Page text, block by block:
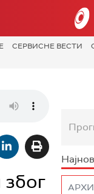
СЕРВИСНЕ ВЕСТИ